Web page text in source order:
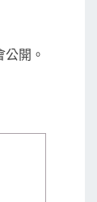
開。